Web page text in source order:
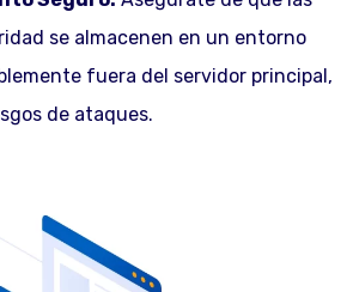
se almacenen en un entorno
fuera del servidor principal,
de ataques.